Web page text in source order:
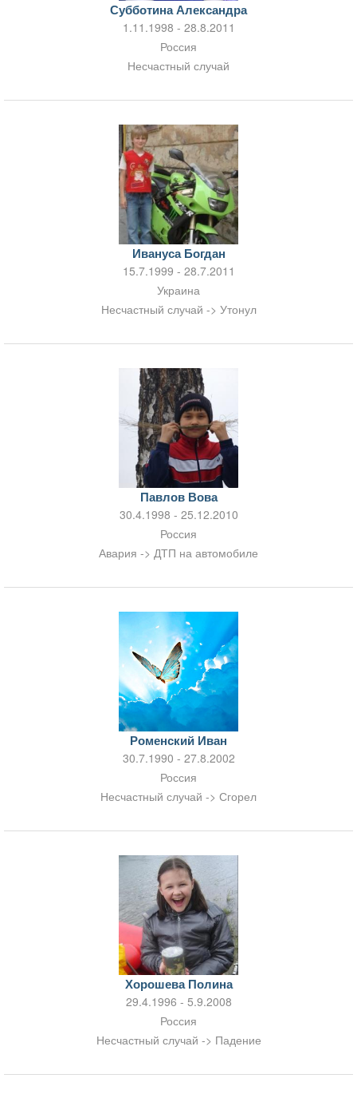
Субботина Александра
1.11.1998 - 28.8.2011
Россия
Несчастный случай
Ивануса Богдан
15.7.1999 - 28.7.2011
Украина
Несчастный случай -> Утонул
Павлов Вова
30.4.1998 - 25.12.2010
Россия
Авария -> ДТП на автомобиле
Роменский Иван
30.7.1990 - 27.8.2002
Россия
Несчастный случай -> Сгорел
Хорошева Полина
29.4.1996 - 5.9.2008
Россия
Несчастный случай -> Падение